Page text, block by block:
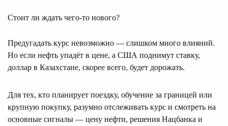
Стоит ли ждать чего-то нового?
Предугадать курс невозможно — слишком много влияний.
Но если нефть упадёт в цене, а США поднимут ставку,
доллар в Казахстане, скорее всего, будет дорожать.
Для тех, кто планирует поездку, обучение за границей или
крупную покупку, разумно отслеживать курс и смотреть на
основные сигналы — цену нефти, решения Нацбанка и